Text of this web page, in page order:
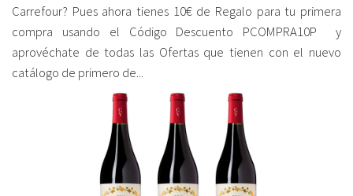
Carrefour? Pues ahora tienes 10€ de Regalo para tu primera
compra usando el Código Descuento PCOMPRA10P y
aprovéchate de todas las Ofertas que tienen con el nuevo
catálogo de primero de...